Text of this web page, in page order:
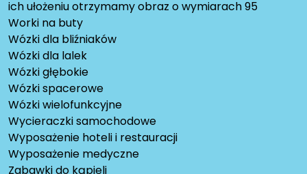
ich ułożeniu otrzymamy obraz o wymiarach 95
Worki na buty
Wózki dla bliźniaków
Wózki dla lalek
Wózki głębokie
Wózki spacerowe
Wózki wielofunkcyjne
Wycieraczki samochodowe
Wyposażenie hoteli i restauracji
Wyposażenie medyczne
Zabawki do kąpieli